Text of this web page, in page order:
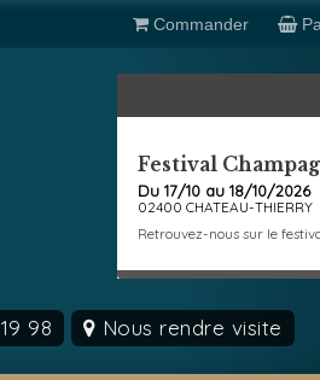
Festival
Du 17/10 au 18/10/2026
02400 CHATEAU-THIERRY
Retrouvez-nous sur le
98 Nous rendre visite
Commander